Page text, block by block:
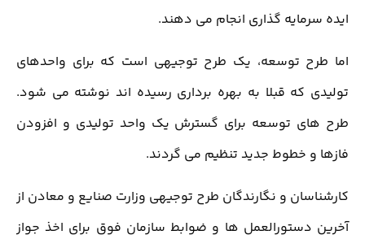
ایده سرمایه گذاری انجام می دهند.
اما طرح توسعه، یک طرح توجیهی است که برای واحدهای
تولیدی که قبلا به بهره برداری رسیده اند نوشته می شود.
طرح های توسعه برای گسترش یک واحد تولیدی و افزودن
فازها و خطوط جدید تنظیم می گردند.
کارشناسان و نگارندگان طرح توجیهی وزارت صنایع و معادن از
آخرین دستورالعمل ها و ضوابط سازمان فوق برای اخذ جواز